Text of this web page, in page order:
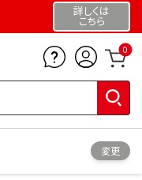
詳しくは
こちら
0
変更